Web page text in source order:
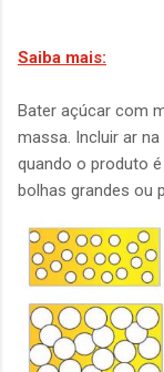
Saiba mais:
Bater açúcar com
massa. Incluir ar
quando o produto
bolhas grandes ou